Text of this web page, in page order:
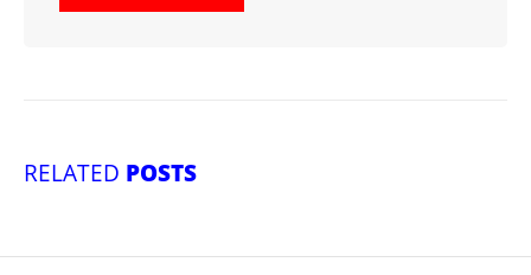
RELATED POSTS